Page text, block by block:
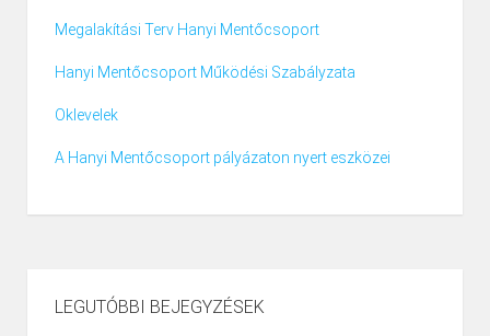
Megalakítási Terv Hanyi Mentőcsoport
Hanyi Mentőcsoport Működési Szabályzata
Oklevelek
A Hanyi Mentőcsoport pályázaton nyert eszközei
LEGUTÓBBI BEJEGYZÉSEK